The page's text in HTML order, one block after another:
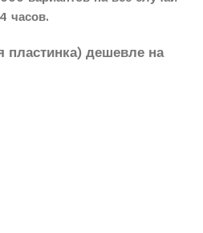
часов.
пластинка) дешевле на